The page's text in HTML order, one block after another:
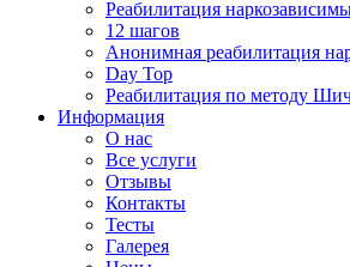
Реабилитация
12 шагов
Анонимная реабилитация
Day Top
Реабилитация по методу
Информация
О нас
Все услуги
Отзывы
Контакты
Тесты
Галерея